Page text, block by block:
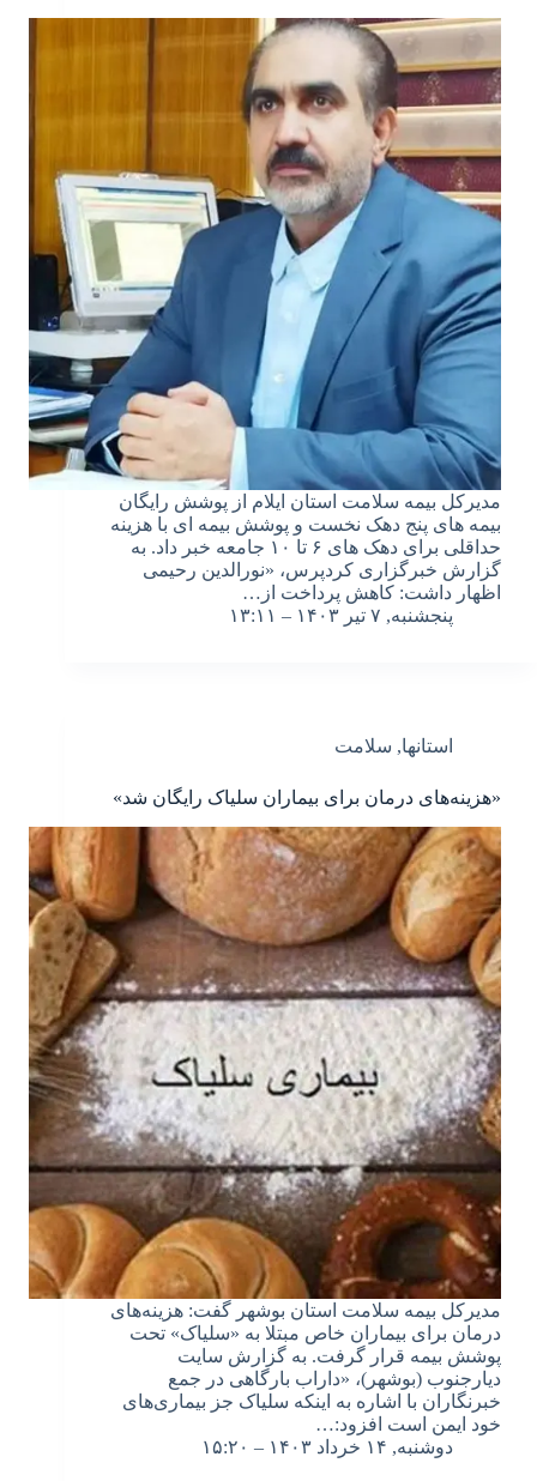
مدیرکل بیمه سلامت استان ایلام از پوشش رایگان
بیمه های پنج دهک نخست و پوشش بیمه ای با هزینه
حداقلی برای دهک های ۶ تا ۱۰ جامعه خبر داد. به
گزارش خبرگزاری کردپرس، «نورالدین رحیمی
اظهار داشت: کاهش پرداخت از…
پنجشنبه, ۷ تیر ۱۴۰۳ – ۱۳:۱۱
استانها, سلامت
«هزینه‌های درمان برای بیماران سلیاک رایگان شد»
مدیرکل بیمه سلامت استان بوشهر گفت: هزینه‌های
درمان برای بیماران خاص مبتلا به «سلیاک» تحت
پوشش بیمه قرار گرفت. به گزارش سایت
دیارجنوب (بوشهر)، «داراب بارگاهی در جمع
خبرنگاران با اشاره به اینکه سلیاک جز بیماری‌های
خود ایمن است افزود:…
دوشنبه, ۱۴ خرداد ۱۴۰۳ – ۱۵:۲۰